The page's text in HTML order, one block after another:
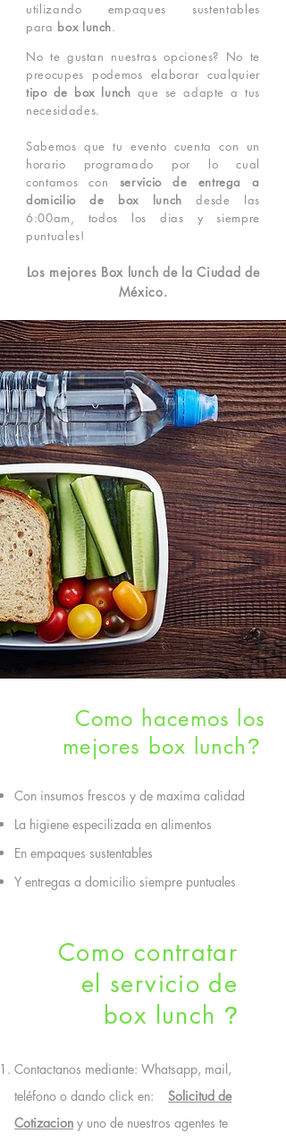
utilizando empaques sustentables
para box lunch.
No te gustan nuestras opciones? No te
preocupes podemos elaborar cualquier
tipo de box lunch que se adapte a tus
necesidades.
Sabemos que tu evento cuenta con un
horario programado por lo cual
contamos con servicio de entrega a
domicilio de box lunchdesde las
6:00am, todos los dias y siempre
puntuales!
Los mejores Box lunch de la Ciudad de
México.
Como hacemos los
mejores box lunch ?
Con insumos frescos y de maxima calidad
La higiene especilizada en alimentos
En empaques sustentables
Y entregas a domicilio siempre puntuales
Como contratar
el servicio de
box lunch ?
Contactanos mediante: Whatsapp, mail,
teléfono o dando click en: Solicitud de
Cotizacion y uno de nuestros agentes te